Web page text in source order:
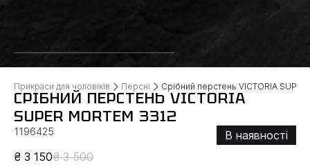
Прикраси для чоловіків Персні Срібний перстень VICTORIA SUPER
СРІБНИЙ ПЕРСТЕНЬ VICTORIA
SUPER MORTEM 3312
1196425
В наявності
₴ 3 150₴ 3 500